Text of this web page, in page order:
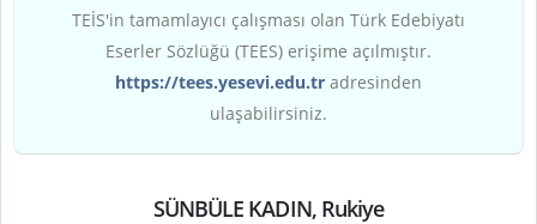
TEİS'in tamamlayıcı çalışması olan Türk Edebiyatı
Eserler Sözlüğü (TEES) erişime açılmıştır.
https://tees.yesevi.edu.tr adresinden
ulaşabilirsiniz.
SÜNBÜLE KADIN, Rukiye